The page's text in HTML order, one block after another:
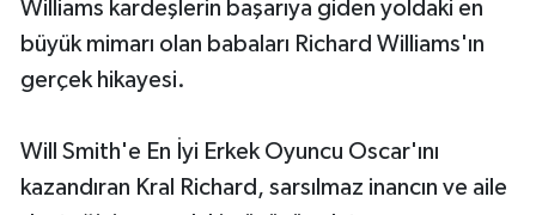
Williams kardeşlerin başarıya giden yoldaki en
büyük mimarı olan babaları Richard Williams'ın
gerçek hikayesi.
Will Smith'e En İyi Erkek Oyuncu Oscar'ını
kazandıran Kral Richard, sarsılmaz inancın ve aile